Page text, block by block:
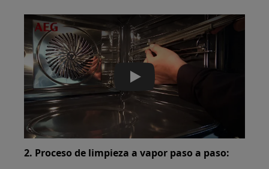
Play
2. Proceso de limpieza a vapor paso a paso: